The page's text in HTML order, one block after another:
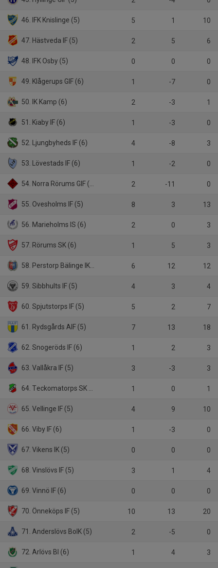
46. IFK Knislinge (5) 5 1 10
47. Hästveda IF (5) 2 5 6
48. IFK Osby (5) 0 0 0
49. Klågerups GIF (6) 1 -7 0
50. IK Kamp (6) 2 -3 1
51. Kiaby IF (6) 1 -3 0
52. Ljungbyheds IF (6) 4 -8 3
53. Lövestads IF (6) 1 -2 0
54. Norra Rörums GIF (6) 2 -11 0
55. Ovesholms IF (5) 8 3 13
56. Marieholms IS (6) 2 0 3
57. Rörums SK (6) 1 5 3
58. Perstorp Bälinge IK (5) 6 12 12
59. Sibbhults IF (5) 4 3 4
60. Spjutstorps IF (5) 5 2 7
61. Rydsgårds AIF (5) 7 13 18
62. Snogeröds IF (6) 1 2 3
63. Vallåkra IF (5) 3 -3 3
64. Teckomatorps SK (5) 1 0 1
65. Vellinge IF (5) 4 9 10
66. Viby IF (6) 1 -3 0
67. Vikens IK (5) 0 0 0
68. Vinslövs IF (5) 3 1 4
69. Vinnö IF (6) 0 0 0
70. Önneköps IF (5) 10 13 20
71. Anderslövs BoIK (5) 2 -5 0
72. Arlövs BI (6) 1 4 3